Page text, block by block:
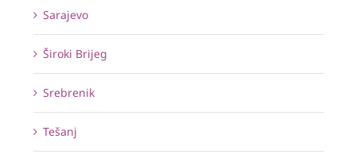
Sarajevo
Široki Brijeg
Srebrenik
Tešanj